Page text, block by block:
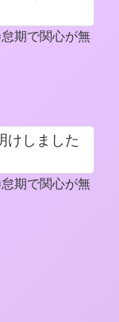
期で関心が無
けしました
期で関心が無